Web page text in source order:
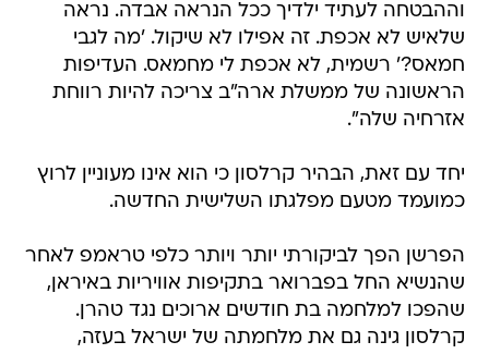
וההבטחה לעתיד ילדיך ככל הנראה אבדה. נראה
שלאיש לא אכפת. זה אפילו לא שיקול. 'מה לגבי
חמאס?' רשמית, לא אכפת לי מחמאס. העדיפות
הראשונה של ממשלת ארה"ב צריכה להיות רווחת
אזרחיה שלה".
יחד עם זאת, הבהיר קרלסון כי הוא אינו מעוניין לרוץ
כמועמד מטעם מפלגתו השלישית החדשה.
הפרשן הפך לביקורתי יותר ויותר כלפי טראמפ לאחר
שהנשיא החל בפברואר בתקיפות אוויריות באיראן,
שהפכו למלחמה בת חודשים ארוכים נגד טהרן.
קרלסון גינה גם את מלחמתה של ישראל בעזה,